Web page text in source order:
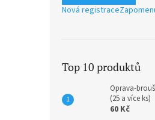
Nová registrace
Top 10 produktů
Oprava-
(25 a více ks)
60 Kč